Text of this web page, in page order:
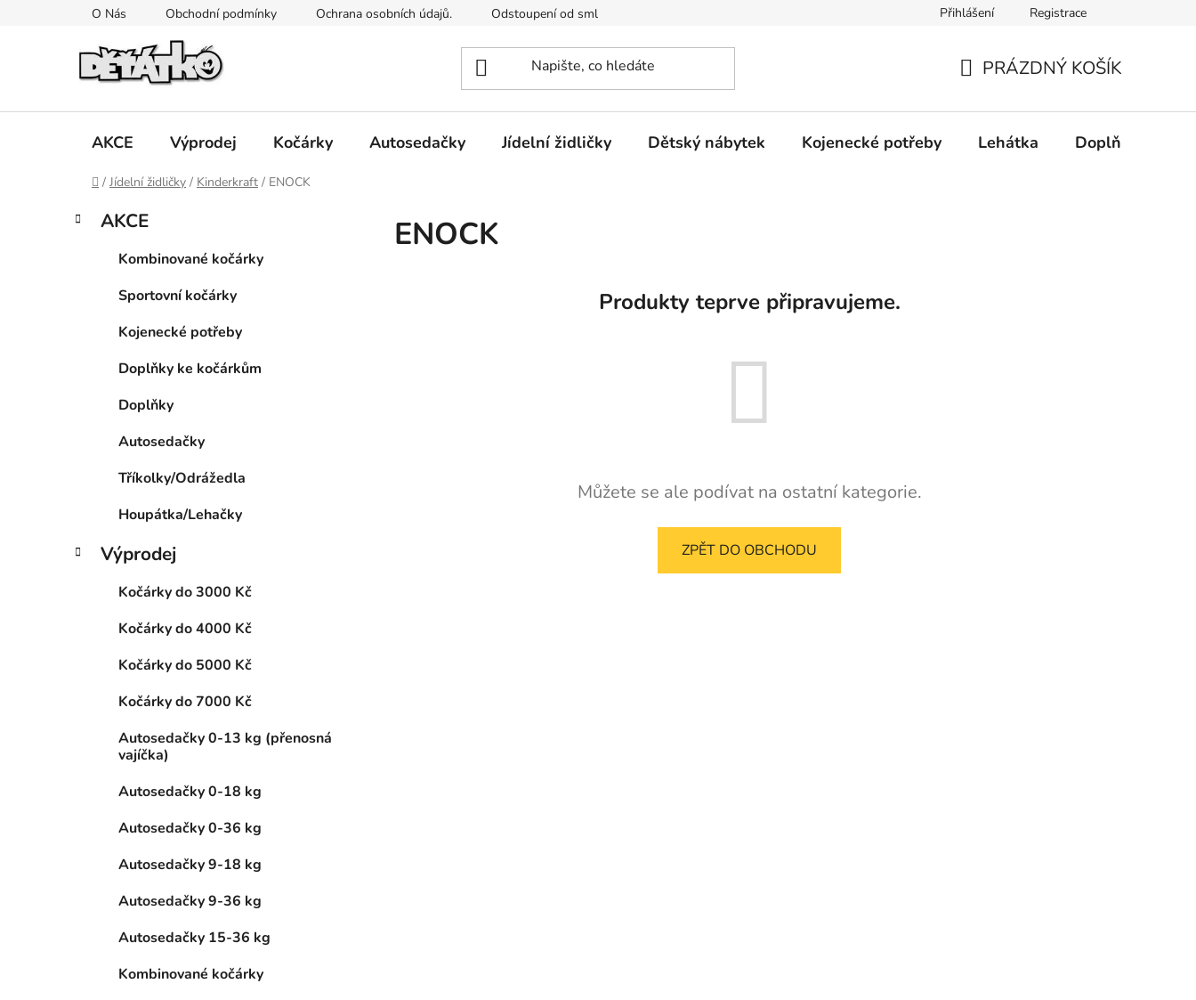
O Nás Obchodní podmínky Ochrana osobních údajů. Odstoupení od smlouvy Mimosoudní řešení spotřebitelských sporů. Prohlášení o použití cookies
Přihlášení Registrace
KOŠÍK
PRÁZDNÝ KOŠÍK
AKCE Výprodej Kočárky Autosedačky Jídelní židličky Dětský nábytek Kojenecké potřeby Lehátka Doplňky
Domů
/ Jídelní židličky / Kinderkraft / ENOCK
PPřeskočit
kategorie
K
a
AKCE
Kombinované kočárky
Sportovní kočárky
Kojenecké potřeby
Doplňky ke kočárkům
Doplňky
Autosedačky
Tříkolky/Odrážedla
Houpátka/Lehačky
Výprodej
Kočárky do 3000 Kč
Kočárky do 4000 Kč
Kočárky do 5000 Kč
Kočárky do 7000 Kč
Autosedačky 0-13 kg (přenosná
vajíčka)
Autosedačky 0-18 kg
Autosedačky 0-36 kg
Autosedačky 9-18 kg
Autosedačky 9-36 kg
Autosedačky 15-36 kg
Kombinované kočárky
ENOCK
Produkty teprve připravujeme.
Můžete se ale podívat na ostatní kategorie.
ZPĚT DO OBCHODU